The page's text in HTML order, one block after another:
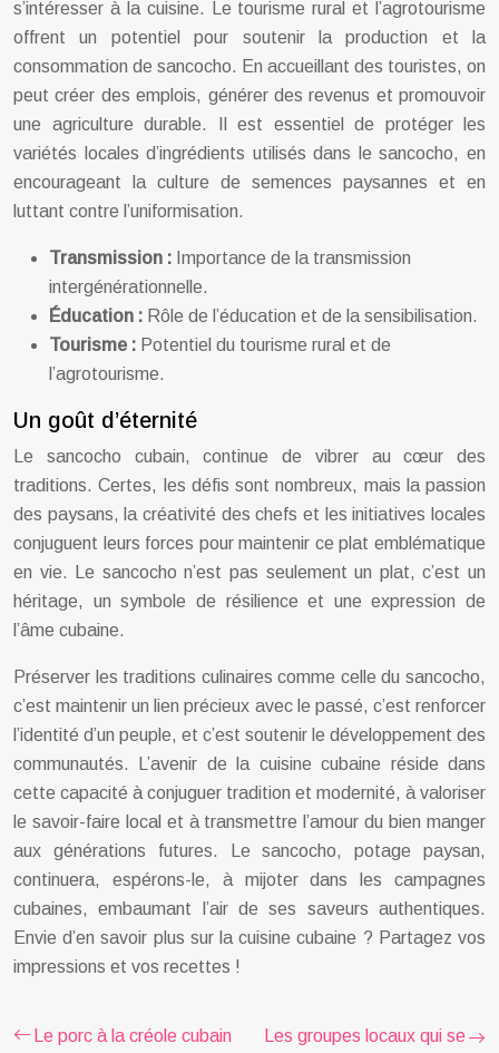
s’intéresser à la cuisine. Le tourisme rural et l’agrotourisme
offrent un potentiel pour soutenir la production et la
consommation de sancocho. En accueillant des touristes, on
peut créer des emplois, générer des revenus et promouvoir
une agriculture durable. Il est essentiel de protéger les
variétés locales d’ingrédients utilisés dans le sancocho, en
encourageant la culture de semences paysannes et en
luttant contre l’uniformisation.
Transmission : Importance de la transmission
intergénérationnelle.
Éducation : Rôle de l’éducation et de la sensibilisation.
Tourisme : Potentiel du tourisme rural et de
l’agrotourisme.
Un goût d’éternité
Le sancocho cubain, continue de vibrer au cœur des
traditions. Certes, les défis sont nombreux, mais la passion
des paysans, la créativité des chefs et les initiatives locales
conjuguent leurs forces pour maintenir ce plat emblématique
en vie. Le sancocho n’est pas seulement un plat, c’est un
héritage, un symbole de résilience et une expression de
l’âme cubaine.
Préserver les traditions culinaires comme celle du sancocho,
c’est maintenir un lien précieux avec le passé, c’est renforcer
l’identité d’un peuple, et c’est soutenir le développement des
communautés. L’avenir de la cuisine cubaine réside dans
cette capacité à conjuguer tradition et modernité, à valoriser
le savoir-faire local et à transmettre l’amour du bien manger
aux générations futures. Le sancocho, potage paysan,
continuera, espérons-le, à mijoter dans les campagnes
cubaines, embaumant l’air de ses saveurs authentiques.
Envie d’en savoir plus sur la cuisine cubaine ? Partagez vos
impressions et vos recettes !
Le porc à la créole cubain
Les groupes locaux qui se